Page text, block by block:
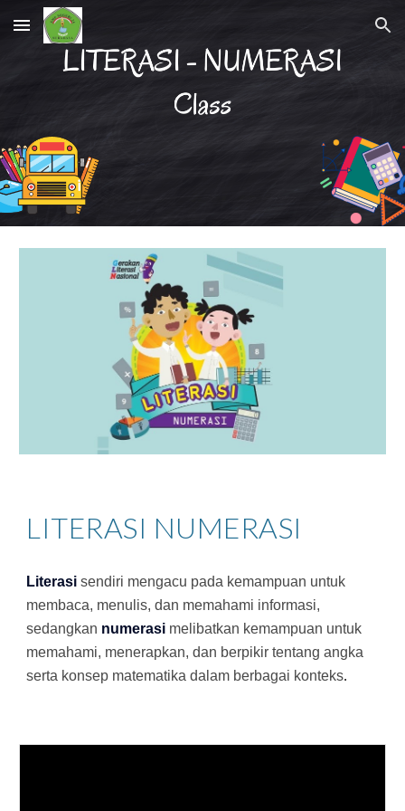
Skip to main content Skip to navigation
LITERASI NUMERASI
Literasi sendiri mengacu pada kemampuan untuk
membaca, menulis, dan memahami informasi,
sedangkan numerasi melibatkan kemampuan untuk
memahami, menerapkan, dan berpikir tentang angka
serta konsep matematika dalam berbagai konteks.